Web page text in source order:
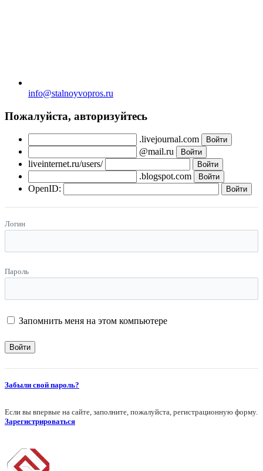
info@stalnoyvopros.ru
Пожалуйста, авторизуйтесь
.livejournal.com
@mail.ru
liveinternet.ru/users/
.blogspot.com
OpenID:
Логин
Пароль
Запомнить меня на этом компьютере
Забыли свой пароль?
Если вы впервые на сайте, заполните, пожалуйста, регистрационную форму.
Зарегистрироваться